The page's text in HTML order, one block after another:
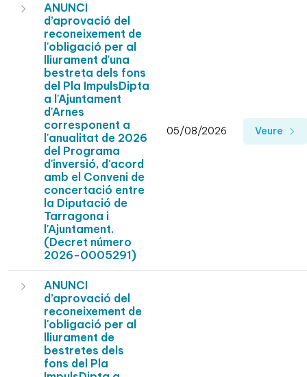
ANUNCI
d’aprovació del
reconeixement de
l'obligació per al
lliurament d'una
bestreta dels fons
del Pla ImpulsDipta
a l'Ajuntament
d'Arnes
corresponent a
l'anualitat de 2026
del Programa
d'inversió, d'acord
amb el Conveni de
concertació entre
la Diputació de
Tarragona i
l'Ajuntament.
(Decret número
2026-0005291)
05/08/2026 Veure
ANUNCI
d’aprovació del
reconeixement de
l'obligació per al
lliurament de
bestretes dels
fons del Pla